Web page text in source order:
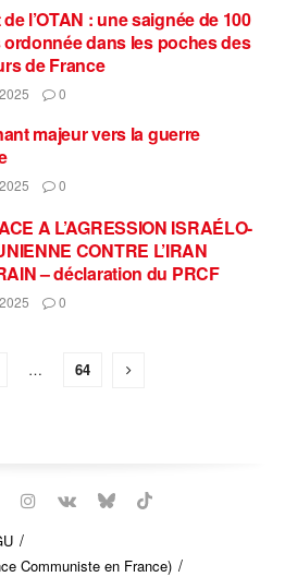
l’OTAN : une saignée de 100
ordonnée dans les poches des
de France
0
majeur vers la guerre
0
A L’AGRESSION ISRAÉLO-
CONTRE L’IRAN
– déclaration du PRCF
0
… 64
Communiste en France)